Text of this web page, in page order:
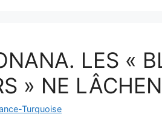
LES «
» NE
Turquoise